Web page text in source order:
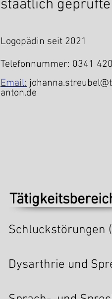
staatlich
Logopädin seit 2021
Telefonnummer: 0341
Email:
anton.de
Schluckstörungen
Dysarthrie und